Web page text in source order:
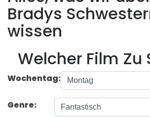
Bradys
wissen
Welcher Film Zu
Wochentag:
Genre: